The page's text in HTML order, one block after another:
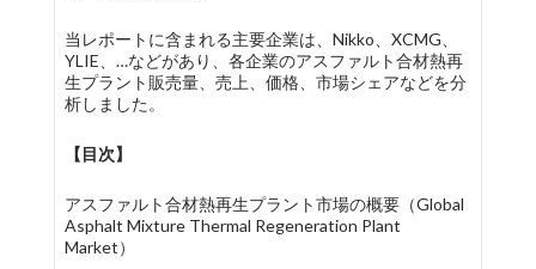
当レポートに含まれる主要企業は、Nikko、XCMG、
YLIE、…などがあり、各企業のアスファルト合材熱再
生プラント販売量、売上、価格、市場シェアなどを分
析しました。
【目次】
アスファルト合材熱再生プラント市場の概要（Global
Asphalt Mixture Thermal Regeneration Plant
Market）